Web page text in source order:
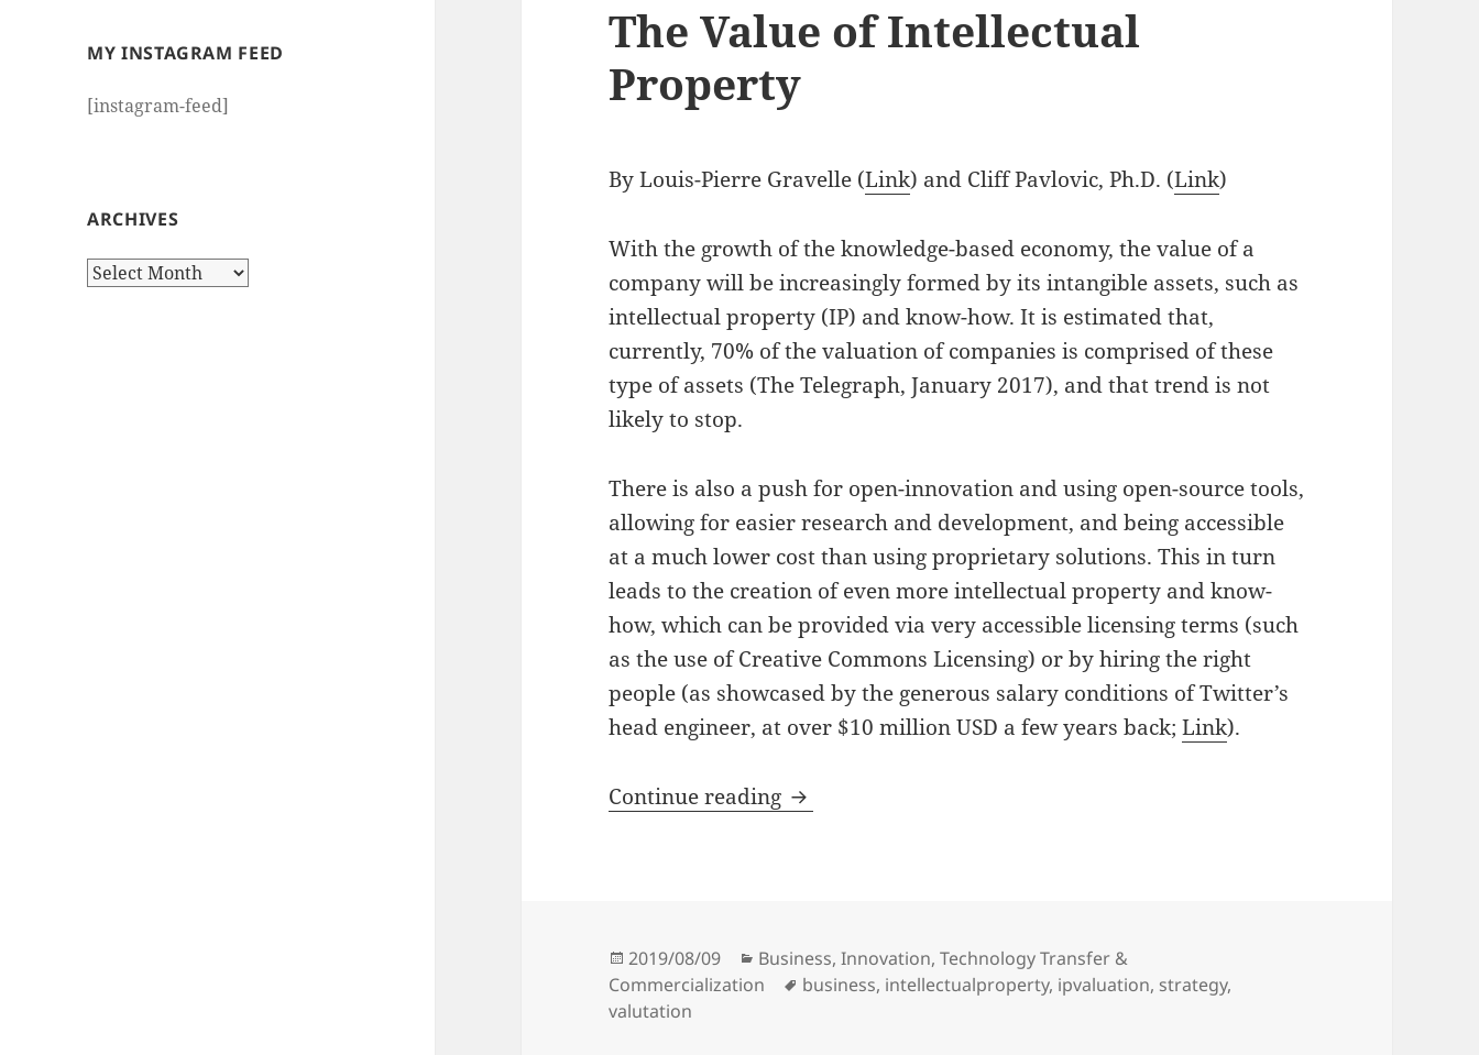
MY INSTAGRAM FEED
[instagram-feed]
ARCHIVES
Archives
The Value of Intellectual
Property
By Louis-Pierre Gravelle (Link) and Cliff Pavlovic, Ph.D. (Link)
With the growth of the knowledge-based economy, the value of a
company will be increasingly formed by its intangible assets, such as
intellectual property (IP) and know-how. It is estimated that,
currently, 70% of the valuation of companies is comprised of these
type of assets (The Telegraph, January 2017), and that trend is not
likely to stop.
There is also a push for open-innovation and using open-source tools,
allowing for easier research and development, and being accessible
at a much lower cost than using proprietary solutions. This in turn
leads to the creation of even more intellectual property and know-
how, which can be provided via very accessible licensing terms (such
as the use of Creative Commons Licensing) or by hiring the right
people (as showcased by the generous salary conditions of Twitter’s
head engineer, at over $10 million USD a few years back;Link).
Continue reading The Value of Intellectual Property
Posted
on
2019/08/09 Categories
Business,Innovation,Technology Transfer &
Commercialization
Tags
business, intellectualproperty, ipvaluation, strategy,
valutation